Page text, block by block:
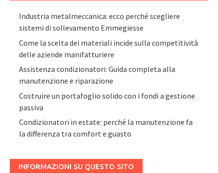
Industria metalmeccanica: ecco perché scegliere
sistemi di sollevamento Emmegiesse
Come la scelta dei materiali incide sulla competitività
delle aziende manifatturiere
Assistenza condizionatori: Guida completa alla
manutenzione e riparazione
Costruire un portafoglio solido con i fondi a gestione
passiva
Condizionatori in estate: perché la manutenzione fa
la differenza tra comfort e guasto
INFORMAZIONI SU QUESTO SITO